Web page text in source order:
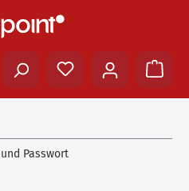
Passwort